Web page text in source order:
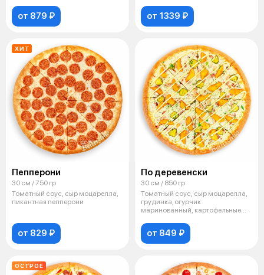
от 879 ₽ от 1339 ₽
ХИТ
Пепперони
30 см / 750 гр
Томатный соус, сыр моцарелла,
пикантная пепперони
от 829 ₽
По деревенски
30 см / 850 гр
Томатный соус, сыр моцарелла,
грудинка, огурчик
маринованный, картофельные
от 849 ₽
ОСТРОЕ